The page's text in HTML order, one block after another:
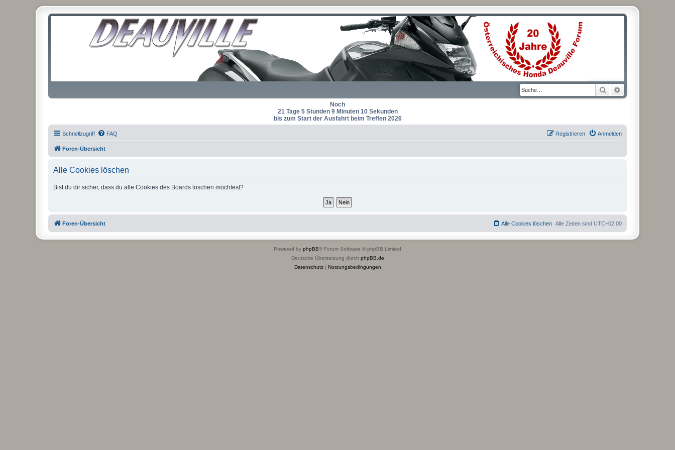
Suche
Noch
21 Tage 5 Stunden 9 Minuten 10 Sekunden
bis zum Start der Ausfahrt beim Treffen 2026
Schnellzugriff FAQ Anmelden
Registrieren
Foren-Übersicht
Alle Cookies löschen
Bist du dir sicher, dass du alle Cookies des Boards löschen möchtest?
Foren-Übersicht Alle Zeiten sind UTC+02:00
Alle Cookies löschen
Powered by phpBB® Forum Software © phpBB Limited
Deutsche Übersetzung durch phpBB.de
Datenschutz| Nutzungsbedingungen